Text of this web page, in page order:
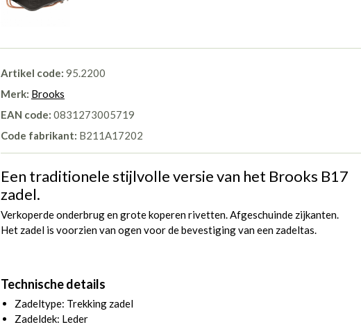
Artikel code: 95.2200
Merk: Brooks
EAN code: 0831273005719
Code fabrikant: B211A17202
Een traditionele stijlvolle versie van het Brooks B17
zadel.
Verkoperde onderbrug en grote koperen rivetten. Afgeschuinde zijkanten.
Het zadel is voorzien van ogen voor de bevestiging van een zadeltas.
Technische details
Zadeltype: Trekking zadel
Zadeldek: Leder